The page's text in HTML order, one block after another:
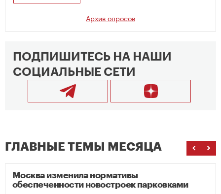
Архив опросов
ПОДПИШИТЕСЬ НА НАШИ
СОЦИАЛЬНЫЕ СЕТИ
ГЛАВНЫЕ ТЕМЫ МЕСЯЦА
Москва изменила нормативы
обеспеченности новостроек парковками